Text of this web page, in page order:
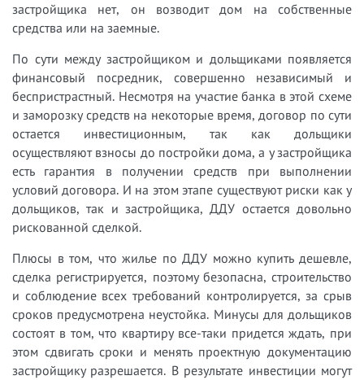
застройщика нет, он возводит дом на собственные
средства или на заемные.
По сути между застройщиком и дольщиками появляется
финансовый посредник, совершенно независимый и
беспристрастный. Несмотря на участие банка в этой схеме
и заморозку средств на некоторые время, договор по сути
остается инвестиционным, так как дольщики
осуществляют взносы до постройки дома, а у застройщика
есть гарантия в получении средств при выполнении
условий договора. И на этом этапе существуют риски как у
дольщиков, так и застройщика, ДДУ остается довольно
рискованной сделкой.
Плюсы в том, что жилье по ДДУ можно купить дешевле,
сделка регистрируется, поэтому безопасна, строительство
и соблюдение всех требований контролируется, за срыв
сроков предусмотрена неустойка. Минусы для дольщиков
состоят в том, что квартиру все-таки придется ждать, при
этом сдвигать сроки и менять проектную документацию
застройщику разрешается. В результате инвестиции могут